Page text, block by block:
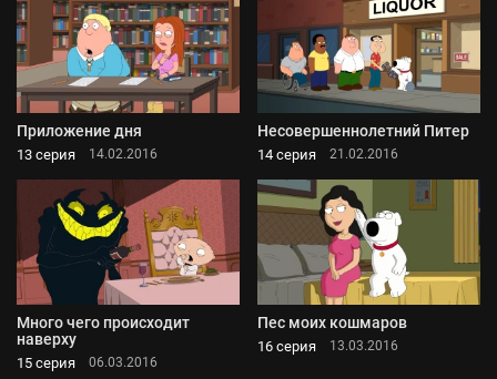
Приложение дня
13 серия 14.02.2016
Несовершеннолетний Питер
14 серия 21.02.2016
Много чего происходит
наверху
15 серия 06.03.2016
Пес моих кошмаров
16 серия 13.03.2016